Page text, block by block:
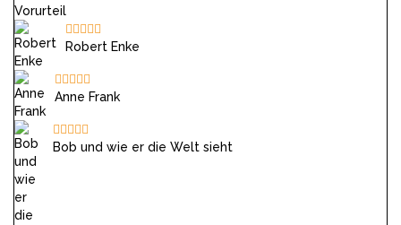
Robert Enke
Anne Frank
Bob und wie er die Welt sieht